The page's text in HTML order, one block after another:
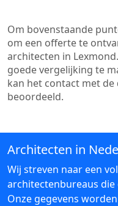
Om bovenstaande
om een offerte te
architecten in
goede vergelijking te
kan het contact met
beoordeeld.
Architecten in
Wij streven naar een
architectenbureaus die
Onze gegevens